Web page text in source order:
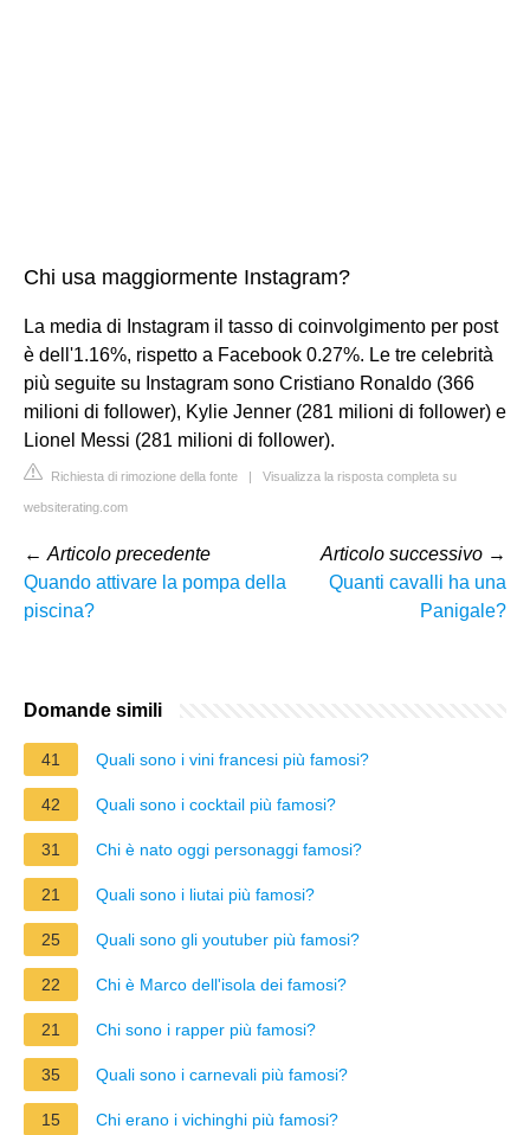
Chi usa maggiormente Instagram?
La media di Instagram il tasso di coinvolgimento per post
è dell'1.16%, rispetto a Facebook 0.27%. Le tre celebrità
più seguite su Instagram sono Cristiano Ronaldo (366
milioni di follower), Kylie Jenner (281 milioni di follower) e
Lionel Messi (281 milioni di follower).
Richiesta di rimozione della fonte | Visualizza la risposta completa su
websiterating.com
← Articolo precedente
Quando attivare la pompa della
piscina?
Articolo successivo →
Quanti cavalli ha una
Panigale?
Domande simili
41 Quali sono i vini francesi più famosi?
42 Quali sono i cocktail più famosi?
31 Chi è nato oggi personaggi famosi?
21 Quali sono i liutai più famosi?
25 Quali sono gli youtuber più famosi?
22 Chi è Marco dell'isola dei famosi?
21 Chi sono i rapper più famosi?
35 Quali sono i carnevali più famosi?
15 Chi erano i vichinghi più famosi?